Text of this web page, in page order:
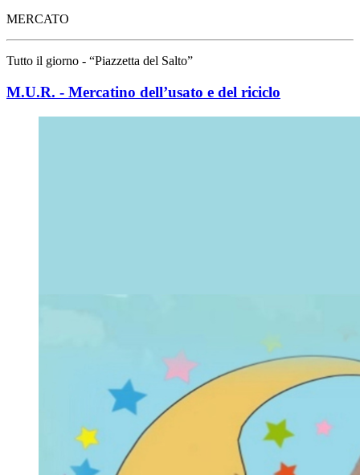
MERCATO
Tutto il giorno - “Piazzetta del Salto”
M.U.R. - Mercatino dell’usato e del riciclo